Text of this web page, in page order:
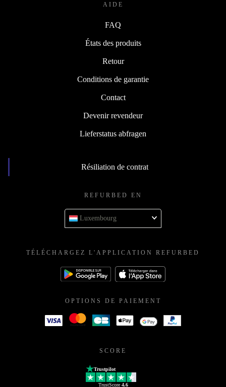
AIDE
FAQ
États des produits
Retour
Conditions de garantie
Contact
Devenir revendeur
Lieferstatus abfragen
Résiliation de contrat
REFURBED EN
Luxembourg
TÉLÉCHARGEZ L'APPLICATION REFURBED
OPTIONS DE PAIEMENT
SCORE
Trustpilot
TrustScore 4.6